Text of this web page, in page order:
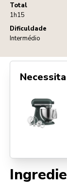
Total
1h15
Dificuldade
Intermédio
Go to